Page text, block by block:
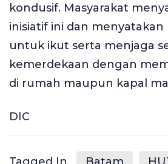
kondusif. Masyarakat
inisiatif ini dan
untuk ikut serta menjaga
kemerdekaan dengan
di rumah maupun kapal
DIC